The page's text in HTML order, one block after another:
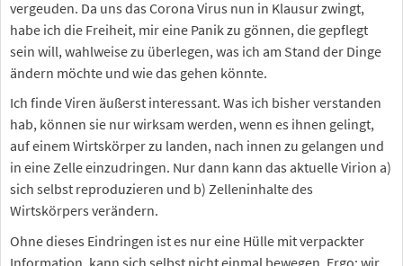
vergeuden. Da uns das Corona Virus nun in Klausur zwingt,
habe ich die Freiheit, mir eine Panik zu gönnen, die gepflegt
sein will, wahlweise zu überlegen, was ich am Stand der Dinge
ändern möchte und wie das gehen könnte.
Ich finde Viren äußerst interessant. Was ich bisher verstanden
hab, können sie nur wirksam werden, wenn es ihnen gelingt,
auf einem Wirtskörper zu landen, nach innen zu gelangen und
in eine Zelle einzudringen. Nur dann kann das aktuelle Virion a)
sich selbst reproduzieren und b) Zelleninhalte des
Wirtskörpers verändern.
Ohne dieses Eindringen ist es nur eine Hülle mit verpackter
Information, kann sich selbst nicht einmal bewegen. Ergo: wir